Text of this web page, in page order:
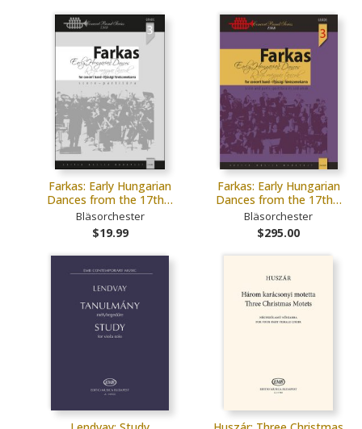
Farkas: Early Hungarian
Dances from the 17th…
Bläsorchester
$19.99
Farkas: Early Hungarian
Dances from the 17th…
Bläsorchester
$295.00